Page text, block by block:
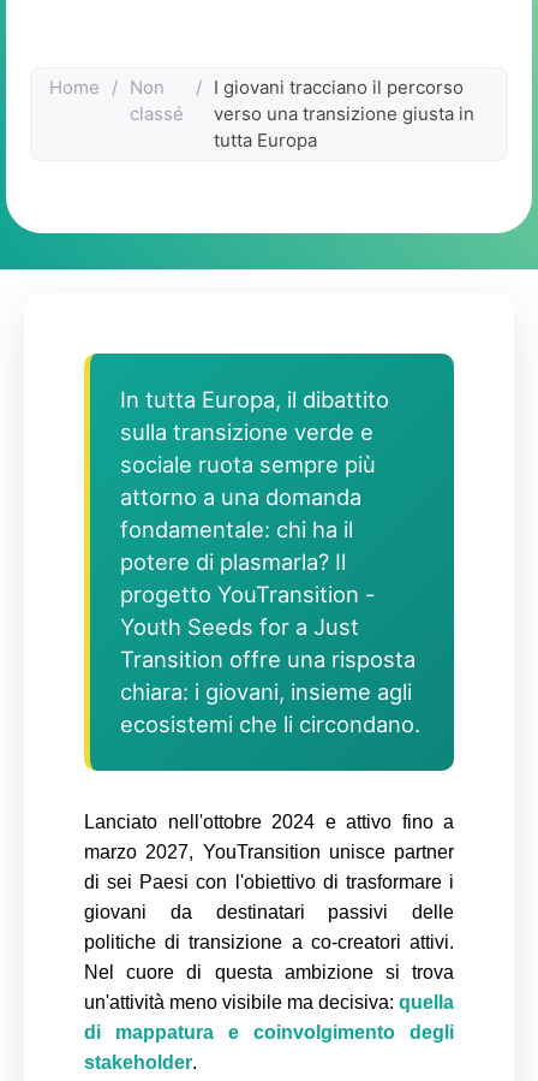
Home / Non
classé
/ I giovani tracciano il percorso
verso una transizione giusta in
tutta Europa
In tutta Europa, il dibattito
sulla transizione verde e
sociale ruota sempre più
attorno a una domanda
fondamentale: chi ha il
potere di plasmarla? Il
progetto YouTransition -
Youth Seeds for a Just
Transition offre una risposta
chiara: i giovani, insieme agli
ecosistemi che li circondano.
Lanciato nell'ottobre 2024 e attivo fino a
marzo 2027, YouTransition unisce partner
di sei Paesi con l'obiettivo di trasformare i
giovani da destinatari passivi delle
politiche di transizione a co-creatori attivi.
Nel cuore di questa ambizione si trova
un'attività meno visibile ma decisiva: quella
di mappatura e coinvolgimento degli
stakeholder.